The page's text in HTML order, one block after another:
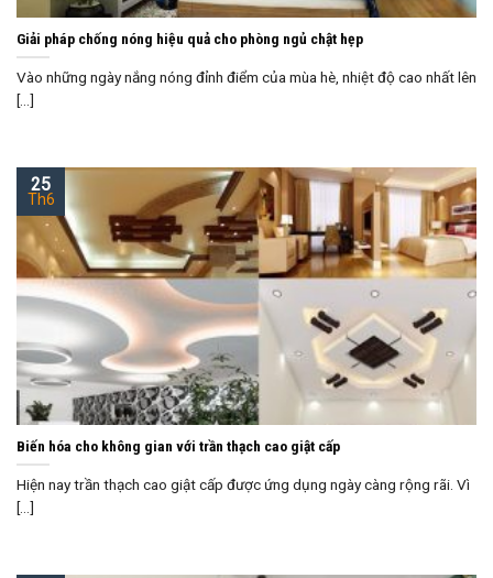
Giải pháp chống nóng hiệu quả cho phòng ngủ chật hẹp
Vào những ngày nắng nóng đỉnh điểm của mùa hè, nhiệt độ cao nhất lên
[...]
Biến hóa cho không gian với trần thạch cao giật cấp
Hiện nay trần thạch cao giật cấp được ứng dụng ngày càng rộng rãi. Vì
[...]
25
Th6